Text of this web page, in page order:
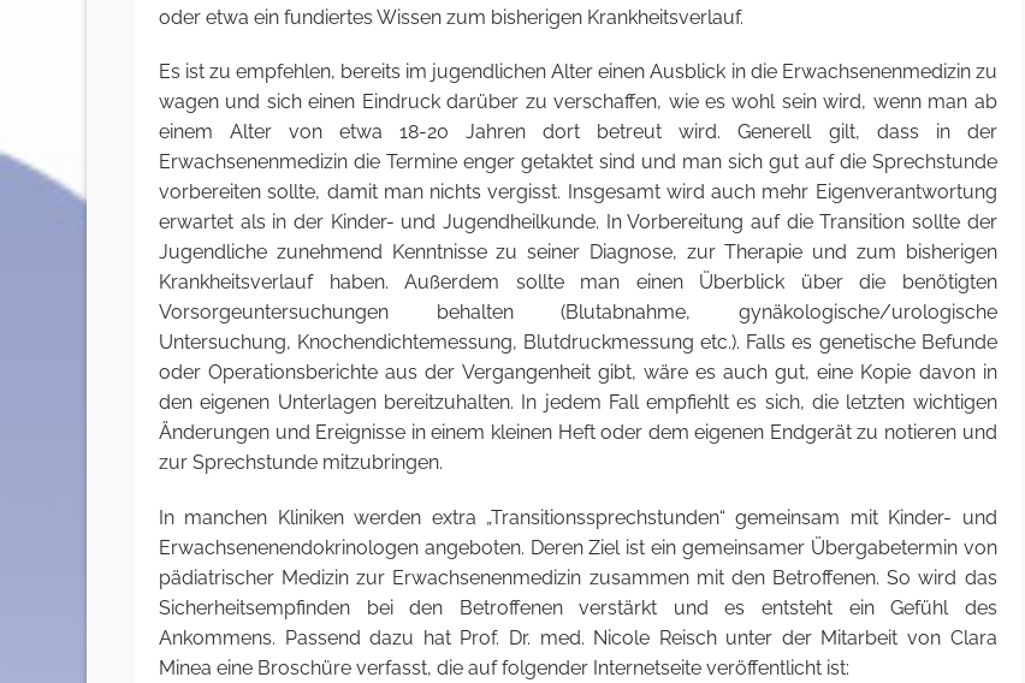
oder etwa ein fundiertes Wissen zum bisherigen Krankheitsverlauf.
Es ist zu empfehlen, bereits im jugendlichen Alter einen Ausblick in die Erwachsenenmedizin zu
wagen und sich einen Eindruck darüber zu verschaffen, wie es wohl sein wird, wenn man ab
einem Alter von etwa 18-20 Jahren dort betreut wird. Generell gilt, dass in der
Erwachsenenmedizin die Termine enger getaktet sind und man sich gut auf die Sprechstunde
vorbereiten sollte, damit man nichts vergisst. Insgesamt wird auch mehr Eigenverantwortung
erwartet als in der Kinder- und Jugendheilkunde. In Vorbereitung auf die Transition sollte der
Jugendliche zunehmend Kenntnisse zu seiner Diagnose, zur Therapie und zum bisherigen
Krankheitsverlauf haben. Außerdem sollte man einen Überblick über die benötigten
Vorsorgeuntersuchungen behalten (Blutabnahme, gynäkologische/urologische
Untersuchung, Knochendichtemessung, Blutdruckmessung etc.). Falls es genetische Befunde
oder Operationsberichte aus der Vergangenheit gibt, wäre es auch gut, eine Kopie davon in
den eigenen Unterlagen bereitzuhalten. In jedem Fall empfiehlt es sich, die letzten wichtigen
Änderungen und Ereignisse in einem kleinen Heft oder dem eigenen Endgerät zu notieren und
zur Sprechstunde mitzubringen.
In manchen Kliniken werden extra „Transitionssprechstunden“ gemeinsam mit Kinder- und
Erwachsenenendokrinologen angeboten. Deren Ziel ist ein gemeinsamer Übergabetermin von
pädiatrischer Medizin zur Erwachsenenmedizin zusammen mit den Betroffenen. So wird das
Sicherheitsempfinden bei den Betroffenen verstärkt und es entsteht ein Gefühl des
Ankommens. Passend dazu hat Prof. Dr. med. Nicole Reisch unter der Mitarbeit von Clara
Minea eine Broschüre verfasst, die auf folgender Internetseite veröffentlicht ist: